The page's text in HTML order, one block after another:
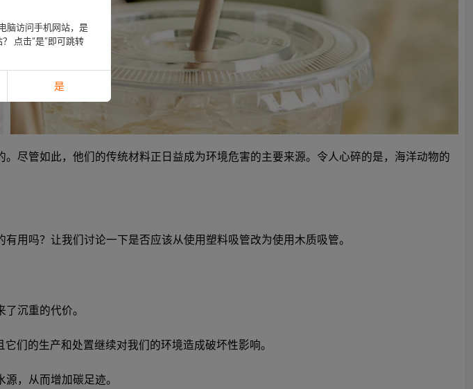
尽管如此，他们的传统材料正日益成为环境危害的主要来源。令人心碎的是，海洋动物的
用吗？让我们讨论一下是否应该从使用塑料吸管改为使用木质吸管。
沉重的代价。
们的生产和处置继续对我们的环境造成破坏性影响。
，从而增加碳足迹。
脑访问手机网站，是
点击“是”即可跳转
是